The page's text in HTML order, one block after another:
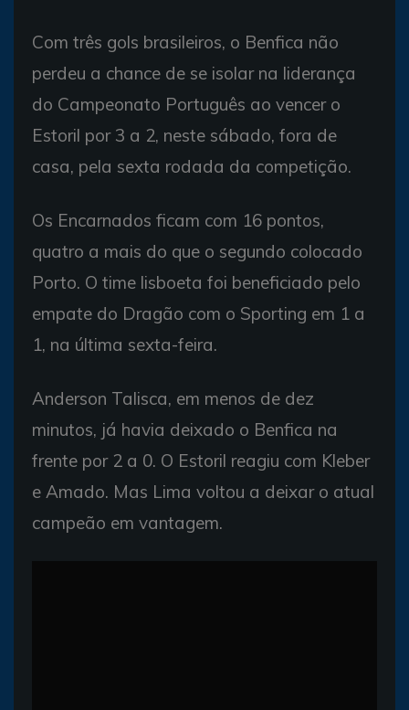
Com três gols brasileiros, o Benfica não
perdeu a chance de se isolar na liderança
do Campeonato Português ao vencer o
Estoril por 3 a 2, neste sábado, fora de
casa, pela sexta rodada da competição.
Os Encarnados ficam com 16 pontos,
quatro a mais do que o segundo colocado
Porto. O time lisboeta foi beneficiado pelo
empate do Dragão com o Sporting em 1 a
1, na última sexta-feira.
Anderson Talisca, em menos de dez
minutos, já havia deixado o Benfica na
frente por 2 a 0. O Estoril reagiu com Kleber
e Amado. Mas Lima voltou a deixar o atual
campeão em vantagem.